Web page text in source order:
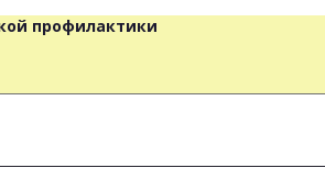
профилактики